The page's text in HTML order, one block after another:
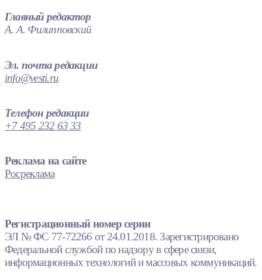
Главный редактор
А. А. Филипповский
Эл. почта редакции
info@vesti.ru
Телефон редакции
+7 495 232 63 33
Реклама на сайте
Росреклама
Регистрационный номер серии
ЭЛ № ФС 77-72266 от 24.01.2018. Зарегистрировано
Федеральной службой по надзору в сфере связи,
информационных технологий и массовых коммуникаций.